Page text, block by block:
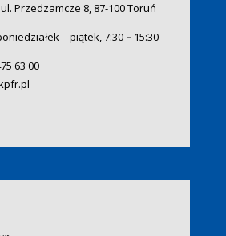
Przedzamcze 8, 87-100 Toruń
– piątek, 7:30– 15:30
63 00